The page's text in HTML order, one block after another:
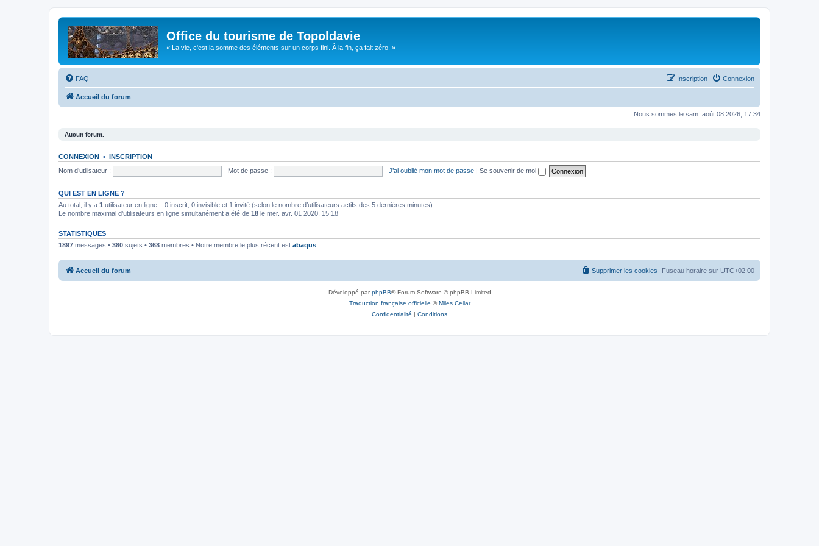
Office du tourisme de Topoldavie
« La vie, c'est la somme des éléments sur un corps fini. À la fin, ça fait zéro. »
FAQ Connexion
Inscription
Accueil du forum
Nous sommes le sam. août 08 2026, 17:34
Aucun forum.
CONNEXION • INSCRIPTION
Nom d’utilisateur :
Mot de passe : J’ai oublié mon mot de passe | Se souvenir de moi
QUI EST EN LIGNE ?
Au total, il y a 1 utilisateur en ligne :: 0 inscrit, 0 invisible et 1 invité (selon le nombre d’utilisateurs actifs des 5 dernières minutes)
Le nombre maximal d’utilisateurs en ligne simultanément a été de 18 le mer. avr. 01 2020, 15:18
STATISTIQUES
1897 messages • 380 sujets • 368 membres • Notre membre le plus récent est abaqus
Accueil du forum Fuseau horaire sur UTC+02:00
Supprimer les cookies
Développé parphpBB® Forum Software © phpBB Limited
Traduction française officielle ©Miles Cellar
Confidentialité | Conditions